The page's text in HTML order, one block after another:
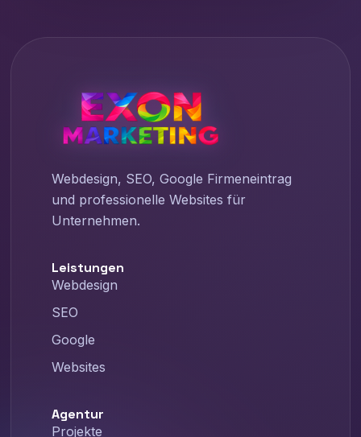
Webdesign, SEO, Google Firmeneintrag
und professionelle Websites für
Unternehmen.
Leistungen
Webdesign
SEO
Google
Websites
Agentur
Projekte